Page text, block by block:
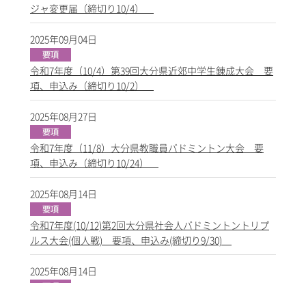
ジャ変更届（締切り10/4）
2025年09月04日
令和7年度（10/4）第39回大分県近郊中学生錬成大会 要
項、申込み（締切り10/2）
2025年08月27日
令和7年度（11/8）大分県教職員バドミントン大会 要
項、申込み（締切り10/24）
2025年08月14日
令和7年度(10/12)第2回大分県社会人バドミントントリプ
ルス大会(個人戦) 要項、申込み(締切り9/30)
2025年08月14日